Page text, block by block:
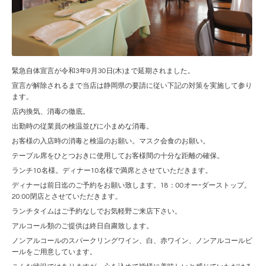
緊急自体宣言が令和3年9月30日(木)まで延期されました。
宣言が解除されるまで当店は静岡県の要請に従い下記の対策を実施して参り
ます。
店内換気、消毒の徹底。
出勤時の従業員の検温並びに小まめな消毒。
お客様の入店時の消毒と検温のお願い。マスク会食のお願い。
テーブル席をひとつおきに使用してお客様間の十分な距離の確保。
ランチ10名様。ディナー10名様で満席とさせていただきます。
ディナーは前日迄のご予約をお願い致します。18：00オーｰダーストップ。
20:00閉店とさせていただきます。
ランチタイムはご予約なしでお気軽野ご来店下さい。
アルコール類のご提供は終日自粛致します。
ノンアルコールのスパークリングワイン、白、赤ワイン、ノンアルコールビ
ールをご用意しています。